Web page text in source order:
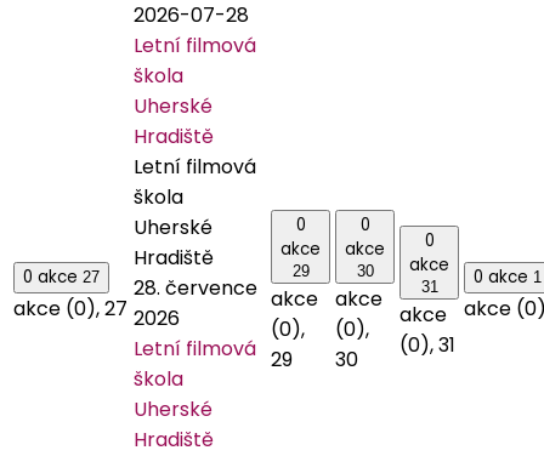
0 akce 27
akce (0),27
2026-07-28
Letní filmová
škola
Uherské
Hradiště
Letní filmová
škola
Uherské
Hradiště
28. července
2026
Letní filmová
škola
Uherské
Hradiště
0
akce
29
akce
(0),
29
0
akce
30
akce
(0),
30
0
akce
31
akce
(0),31
0 akce 1
akce